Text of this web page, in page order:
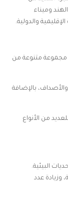
وميناء
والدولية.
مجموعة متنوعة من
بالإضافة
من الأنواع
البيئية.
وزيادة عدد